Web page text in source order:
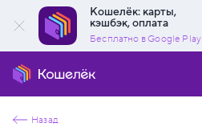
Кошелёк: карты,
кэшбэк, оплата
Бесплатно в Google Play
Назад